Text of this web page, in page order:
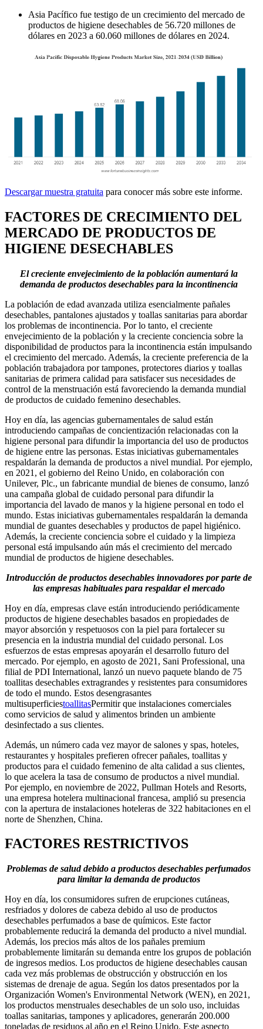
Asia Pacífico fue testigo de un crecimiento del mercado de
productos de higiene desechables de 56.720 millones de
dólares en 2023 a 60.060 millones de dólares en 2024.
Descargar muestra gratuita para conocer más sobre este informe.
FACTORES DE CRECIMIENTO DEL
MERCADO DE PRODUCTOS DE
HIGIENE DESECHABLES
El creciente envejecimiento de la población aumentará la
demanda de productos desechables para la incontinencia
La población de edad avanzada utiliza esencialmente pañales
desechables, pantalones ajustados y toallas sanitarias para abordar
los problemas de incontinencia. Por lo tanto, el creciente
envejecimiento de la población y la creciente conciencia sobre la
disponibilidad de productos para la incontinencia están impulsando
el crecimiento del mercado. Además, la creciente preferencia de la
población trabajadora por tampones, protectores diarios y toallas
sanitarias de primera calidad para satisfacer sus necesidades de
control de la menstruación está favoreciendo la demanda mundial
de productos de cuidado femenino desechables.
Hoy en día, las agencias gubernamentales de salud están
introduciendo campañas de concientización relacionadas con la
higiene personal para difundir la importancia del uso de productos
de higiene entre las personas. Estas iniciativas gubernamentales
respaldarán la demanda de productos a nivel mundial. Por ejemplo,
en 2021, el gobierno del Reino Unido, en colaboración con
Unilever, Plc., un fabricante mundial de bienes de consumo, lanzó
una campaña global de cuidado personal para difundir la
importancia del lavado de manos y la higiene personal en todo el
mundo. Estas iniciativas gubernamentales respaldarán la demanda
mundial de guantes desechables y productos de papel higiénico.
Además, la creciente conciencia sobre el cuidado y la limpieza
personal está impulsando aún más el crecimiento del mercado
mundial de productos de higiene desechables.
Introducción de productos desechables innovadores por parte de
las empresas habituales para respaldar el mercado
Hoy en día, empresas clave están introduciendo periódicamente
productos de higiene desechables basados ​​en propiedades de
mayor absorción y respetuosos con la piel para fortalecer su
presencia en la industria mundial del cuidado personal. Los
esfuerzos de estas empresas apoyarán el desarrollo futuro del
mercado. Por ejemplo, en agosto de 2021, Sani Professional, una
filial de PDI International, lanzó un nuevo paquete blando de 75
toallitas desechables extragrandes y resistentes para consumidores
de todo el mundo. Estos desengrasantes
multisuperficiestoallitasPermitir que instalaciones comerciales
como servicios de salud y alimentos brinden un ambiente
desinfectado a sus clientes.
Además, un número cada vez mayor de salones y spas, hoteles,
restaurantes y hospitales prefieren ofrecer pañales, toallitas y
productos para el cuidado femenino de alta calidad a sus clientes,
lo que acelera la tasa de consumo de productos a nivel mundial.
Por ejemplo, en noviembre de 2022, Pullman Hotels and Resorts,
una empresa hotelera multinacional francesa, amplió su presencia
con la apertura de instalaciones hoteleras de 322 habitaciones en el
norte de Shenzhen, China.
FACTORES RESTRICTIVOS
Problemas de salud debido a productos desechables perfumados
para limitar la demanda de productos
Hoy en día, los consumidores sufren de erupciones cutáneas,
resfriados y dolores de cabeza debido al uso de productos
desechables perfumados a base de químicos. Este factor
probablemente reducirá la demanda del producto a nivel mundial.
Además, los precios más altos de los pañales premium
probablemente limitarán su demanda entre los grupos de población
de ingresos medios. Los productos de higiene desechables causan
cada vez más problemas de obstrucción y obstrucción en los
sistemas de drenaje de agua. Según los datos presentados por la
Organización Women's Environmental Network (WEN), en 2021,
los productos menstruales desechables de un solo uso, incluidas
toallas sanitarias, tampones y aplicadores, generarán 200.000
toneladas de residuos al año en el Reino Unido. Este aspecto